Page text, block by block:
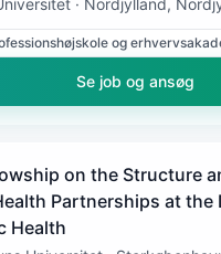
og
Se job og ansøg
on the Structure
Partnerships at the
Health